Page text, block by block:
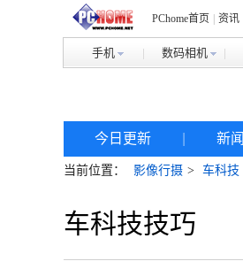
PChome首页 资讯
手机 数码相机
今日更新 新闻
当前位置： 影像行摄 > 车科技
车科技技巧